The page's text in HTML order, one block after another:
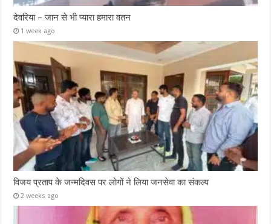
देवरिया – जान से भी प्यारा हमारा वतन
1 week ago
विजय प्रताप के जन्मदिवस पर लोगों ने लिया जनसेवा का संकल्प
2 weeks ago